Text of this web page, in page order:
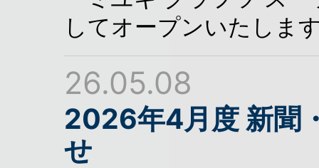
してオープンいたしま
26.05.08
2026年4月度 新聞
せ